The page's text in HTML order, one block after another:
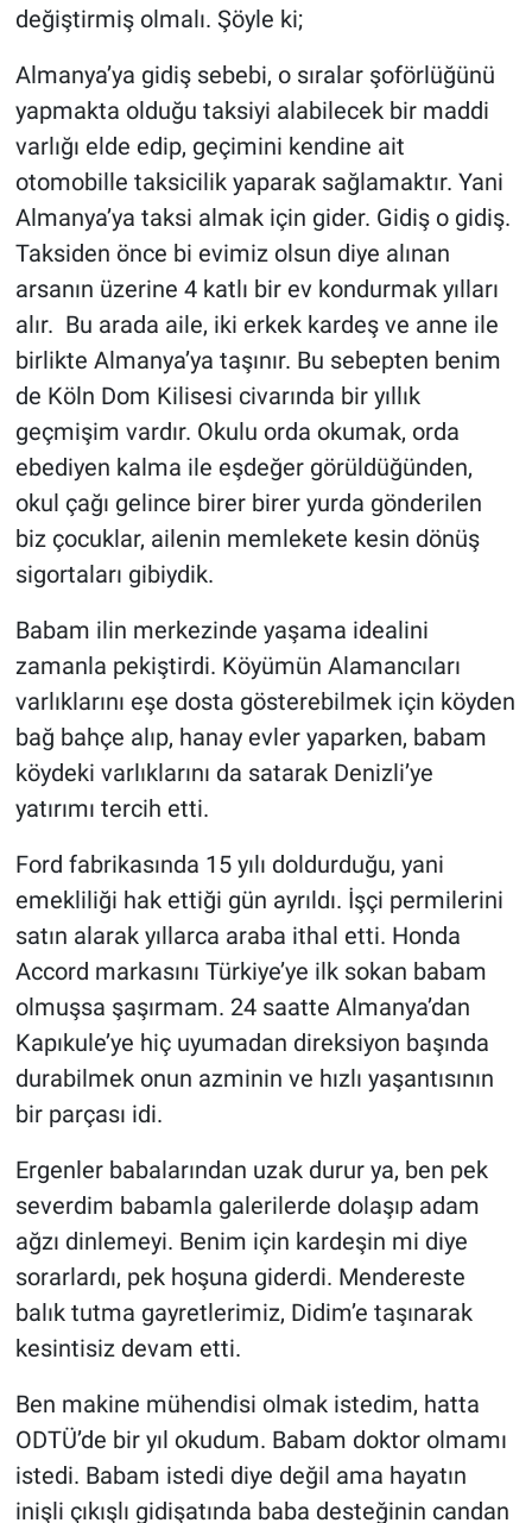
değiştirmiş olmalı. Şöyle ki;
Almanya’ya gidiş sebebi, o sıralar şoförlüğünü
yapmakta olduğu taksiyi alabilecek bir maddi
varlığı elde edip, geçimini kendine ait
otomobille taksicilik yaparak sağlamaktır. Yani
Almanya’ya taksi almak için gider. Gidiş o gidiş.
Taksiden önce bi evimiz olsun diye alınan
arsanın üzerine 4 katlı bir ev kondurmak yılları
alır. Bu arada aile, iki erkek kardeş ve anne ile
birlikte Almanya’ya taşınır. Bu sebepten benim
de Köln Dom Kilisesi civarında bir yıllık
geçmişim vardır. Okulu orda okumak, orda
ebediyen kalma ile eşdeğer görüldüğünden,
okul çağı gelince birer birer yurda gönderilen
biz çocuklar, ailenin memlekete kesin dönüş
sigortaları gibiydik.
Babam ilin merkezinde yaşama idealini
zamanla pekiştirdi. Köyümün Alamancıları
varlıklarını eşe dosta gösterebilmek için köyden
bağ bahçe alıp, hanay evler yaparken, babam
köydeki varlıklarını da satarak Denizli’ye
yatırımı tercih etti.
Ford fabrikasında 15 yılı doldurduğu, yani
emekliliği hak ettiği gün ayrıldı. İşçi permilerini
satın alarak yıllarca araba ithal etti. Honda
Accord markasını Türkiye’ye ilk sokan babam
olmuşsa şaşırmam. 24 saatte Almanya’dan
Kapıkule’ye hiç uyumadan direksiyon başında
durabilmek onun azminin ve hızlı yaşantısının
bir parçası idi.
Ergenler babalarından uzak durur ya, ben pek
severdim babamla galerilerde dolaşıp adam
ağzı dinlemeyi. Benim için kardeşin mi diye
sorarlardı, pek hoşuna giderdi. Mendereste
balık tutma gayretlerimiz, Didim’e taşınarak
kesintisiz devam etti.
Ben makine mühendisi olmak istedim, hatta
ODTÜ’de bir yıl okudum. Babam doktor olmamı
istedi. Babam istedi diye değil ama hayatın
inişli çıkışlı gidişatında baba desteğinin candan